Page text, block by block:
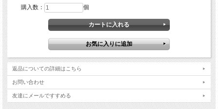
購入数： 個
返品についての詳細はこちら
お問い合わせ
友達にメールですすめる